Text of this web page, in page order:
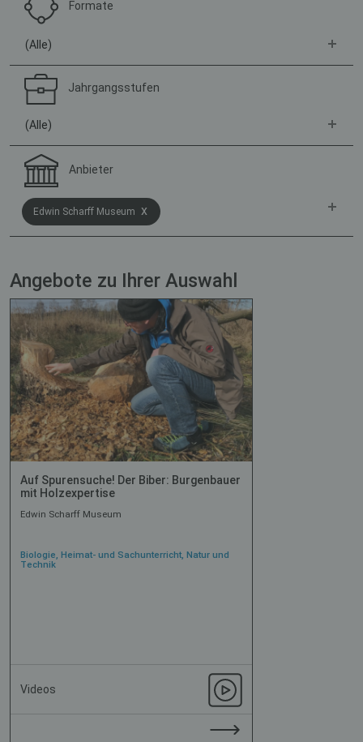
Formate
(Alle)
Jahrgangsstufen
(Alle)
Anbieter
Edwin Scharff Museum x
Angebote zu Ihrer Auswahl
Auf Spurensuche! Der Biber: Burgenbauer
mit Holzexpertise
Edwin Scharff Museum
Biologie, Heimat- und Sachunterricht, Natur und
Technik
Videos